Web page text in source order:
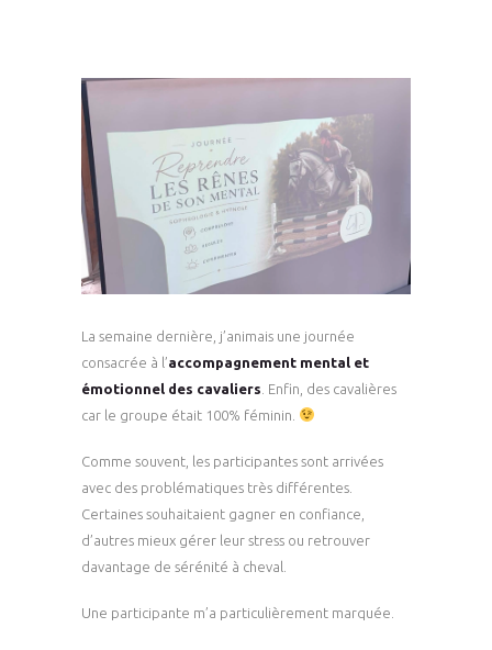
La semaine dernière, j’animais une journée
consacrée à l’accompagnement mental et
émotionnel des cavaliers . Enfin, des cavalières
car le groupe était 100% féminin.
Comme souvent, les participantes sont arrivées
avec des problématiques très différentes.
Certaines souhaitaient gagner en confiance,
d’autres mieux gérer leur stress ou retrouver
davantage de sérénité à cheval.
Une participante m’a particulièrement marquée.